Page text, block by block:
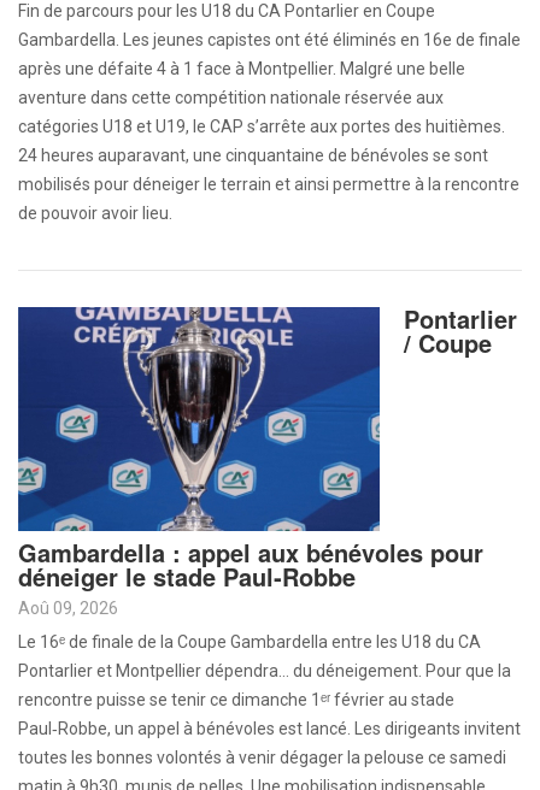
Fin de parcours pour les U18 du CA Pontarlier en Coupe
Gambardella. Les jeunes capistes ont été éliminés en 16e de finale
après une défaite 4 à 1 face à Montpellier. Malgré une belle
aventure dans cette compétition nationale réservée aux
catégories U18 et U19, le CAP s’arrête aux portes des huitièmes.
24 heures auparavant, une cinquantaine de bénévoles se sont
mobilisés pour déneiger le terrain et ainsi permettre à la rencontre
de pouvoir avoir lieu.
Pontarlier
/ Coupe
Gambardella : appel aux bénévoles pour
déneiger le stade Paul‑Robbe
Aoû 09, 2026
Le 16ᵉ de finale de la Coupe Gambardella entre les U18 du CA
Pontarlier et Montpellier dépendra… du déneigement. Pour que la
rencontre puisse se tenir ce dimanche 1ᵉʳ février au stade
Paul‑Robbe, un appel à bénévoles est lancé. Les dirigeants invitent
toutes les bonnes volontés à venir dégager la pelouse ce samedi